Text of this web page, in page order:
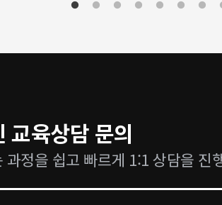
교육상담 문의
과정을 쉽고 빠르게 1:1 상담을 진